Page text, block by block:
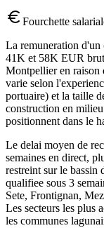
Fourchette
La remuneration d'un
41K et 58K EUR
Montpellier en raison
varie selon
portuaire) et la taille
construction en
positionnent dans le
Le delai moyen de
semaines en direct,
restreint sur le bassin
qualifiee sous 3
Sete, Frontignan,
Les secteurs les plus
les communes